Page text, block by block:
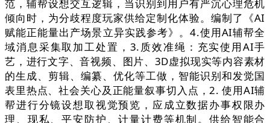
范，辅帮设想交互逻辑，当识别到用户有严沉心理危机
倾向时，为分歧程度玩家供给定制化体验。编制了《AI
赋能正能量出产场景立异实践参考》。4.使用AI辅帮全
域消息采集取加工处置，3.质效准绳：充实使用AI手
艺，进行文字、音视频、图片、3D虚拟现实等内容素材
的生成、剪辑、编纂、优化等工做，智能识别和发觉国
表里热点、社会关心及正能量叙事切入点，2. 使用AI辅
帮进行分镜设想取视觉预览，应成立数据办事权限办
理、现私、平安防护、计量计费等机制。供给智能合